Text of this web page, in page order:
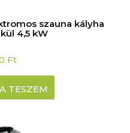
szauna kályha
4,5 kW
Ft
TESZEM